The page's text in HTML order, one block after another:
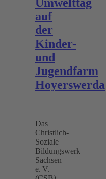
Umwelttag
auf
der
Kinder-
und
Jugendfarm
Hoyerswerda
Das
Christlich-
Soziale
Bildungswerk
Sachsen
e. V.